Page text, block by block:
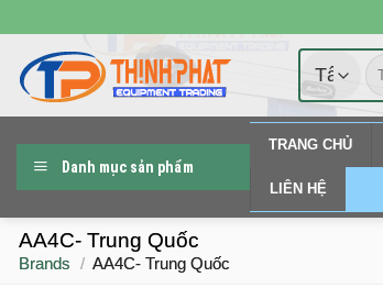
đến
nội
dung
Danh mục sản phẩm
TRANG CHỦ
LIÊN HỆ
AA4C- Trung Quốc
Brands / AA4C- Trung Quốc